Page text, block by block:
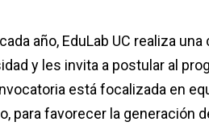
año, EduLab UC realiza
y les invita a postular al
está focalizada en
para favorecer la generación